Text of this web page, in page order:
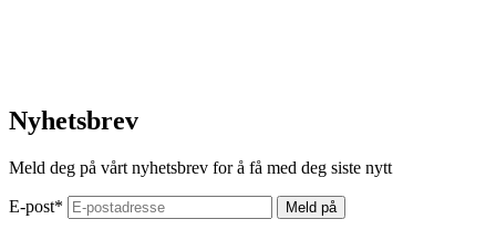
Nyhetsbrev
Meld deg på vårt nyhetsbrev for å få med deg siste nytt
E-post*